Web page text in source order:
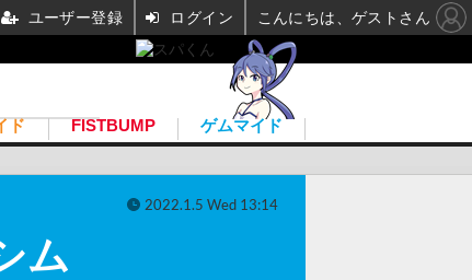
ド FISTBUMP ゲムマイド
ム
2022.1.5 Wed 13:14
ユーザー登録 ログイン こんにちは、ゲストさん